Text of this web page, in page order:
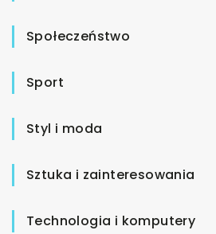
Społeczeństwo
Sport
Styl i moda
Sztuka i zainteresowania
Technologia i komputery